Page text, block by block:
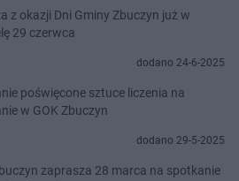
z okazji Dni Gminy Zbuczyn już w
29 czerwca
dodano 24-6-2025
poświęcone sztuce liczenia na
w GOK Zbuczyn
dodano 29-5-2025
zaprasza 28 marca na spotkanie